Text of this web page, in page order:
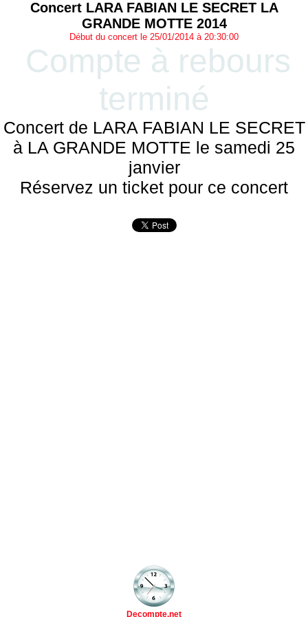
Concert LARA FABIAN LE SECRET LA
GRANDE MOTTE 2014
Début du concert le 25/01/2014 à 20:30:00
Compte à rebours
terminé
Concert de LARA FABIAN LE SECRET
à LA GRANDE MOTTE le samedi 25
janvier
Réservez un ticket pour ce concert
Decompte.net